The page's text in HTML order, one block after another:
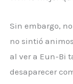
Sin embargo,
no sintió
al ver a Eun-Bi
desaparecer